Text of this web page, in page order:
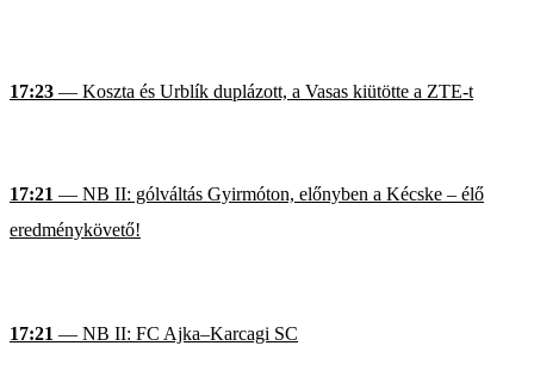
17:23 — Koszta és Urblík duplázott, a Vasas kiütötte a ZTE-t
17:21 — NB II: gólváltás Gyirmóton, előnyben a Kécske – élő
eredménykövető!
17:21 — NB II: FC Ajka–Karcagi SC